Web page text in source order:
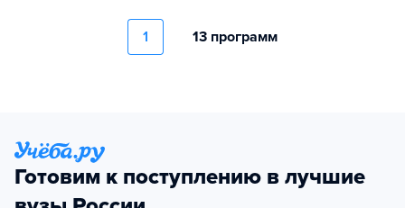
1 13 программ
Готовим к поступлению в лучшие